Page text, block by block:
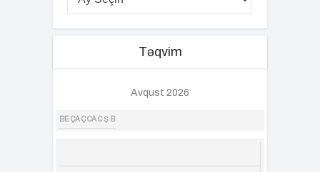
Təqvim
Avqust 2026
BE ÇA Ç CA C Ş B